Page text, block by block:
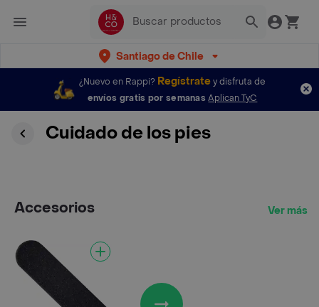
Santiago de Chile
¿Nuevo en Rappi? Regístratey disfruta de
envíos gratis por semanas Aplican TyC
Cuidado de los pies
Accesorios Ver más